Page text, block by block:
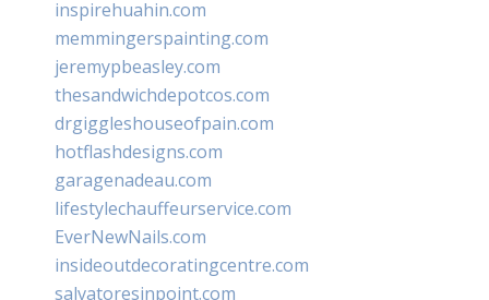
inspirehuahin.com
memmingerspainting.com
jeremypbeasley.com
thesandwichdepotcos.com
drgiggleshouseofpain.com
hotflashdesigns.com
garagenadeau.com
lifestylechauffeurservice.com
EverNewNails.com
insideoutdecoratingcentre.com
salvatoresinpoint.com